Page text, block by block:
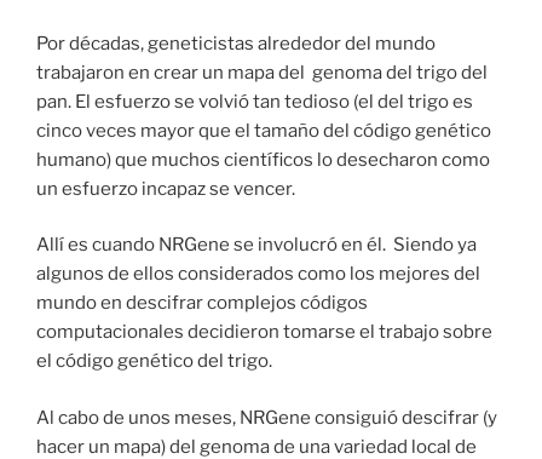
Por décadas, geneticistas alrededor del mundo
trabajaron en crear un mapa del genoma del trigo del
pan. El esfuerzo se volvió tan tedioso (el del trigo es
cinco veces mayor que el tamaño del código genético
humano) que muchos científicos lo desecharon como
un esfuerzo incapaz se vencer.
Allí es cuando NRGene se involucró en él. Siendo ya
algunos de ellos considerados como los mejores del
mundo en descifrar complejos códigos
computacionales decidieron tomarse el trabajo sobre
el código genético del trigo.
Al cabo de unos meses, NRGene consiguió descifrar (y
hacer un mapa) del genoma de una variedad local de